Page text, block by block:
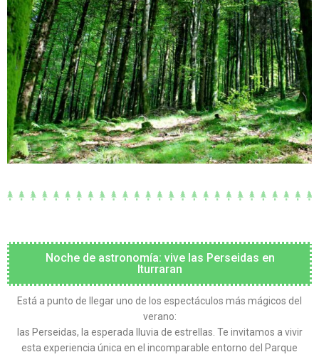
Noche de astronomía: vive las Perseidas en
Iturraran
Está a punto de llegar uno de los espectáculos más mágicos del
verano:
las Perseidas, la esperada lluvia de estrellas. Te invitamos a vivir
esta experiencia única en el incomparable entorno del Parque